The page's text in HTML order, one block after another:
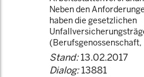
Neben den
haben die gesetzlichen
(Berufsgenossenschaft,
Stand:13.02.2017
Dialog:13881